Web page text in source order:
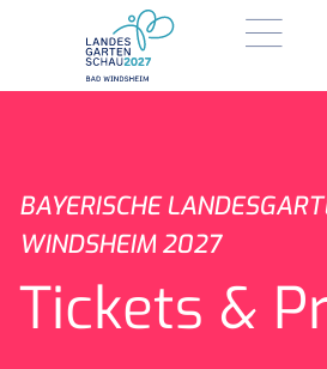
BAYERISCHE
WINDSHEIM 2027
Tickets &